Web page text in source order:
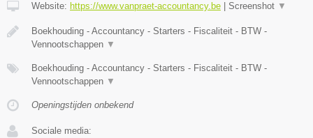
Website: https://www.vanpraet-accountancy.be Screenshot ▼
Boekhouding - Accountancy - Starters - Fiscaliteit - BTW -
Vennootschappen ▼
Boekhouding - Accountancy - Starters - Fiscaliteit - BTW -
Vennootschappen ▼
Openingstijden onbekend
Sociale media: